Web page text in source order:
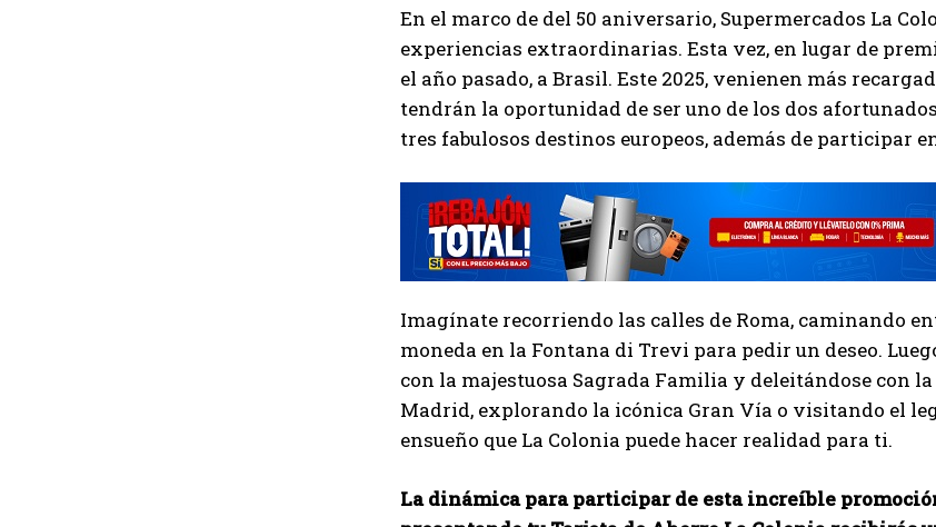
En el marco de del 50 aniversario, Supermercados La
experiencias extraordinarias. Esta vez, en lugar de
el año pasado, a Brasil. Este 2025, venienen más
tendrán la oportunidad de ser uno de los dos
tres fabulosos destinos europeos, además de participar
Imagínate recorriendo las calles de Roma, caminando
moneda en la Fontana di Trevi para pedir un deseo.
con la majestuosa Sagrada Familia y deleitándose con
Madrid, explorando la icónica Gran Vía o visitando el
ensueño que La Colonia puede hacer realidad para ti.
La dinámica para participar de esta increíble